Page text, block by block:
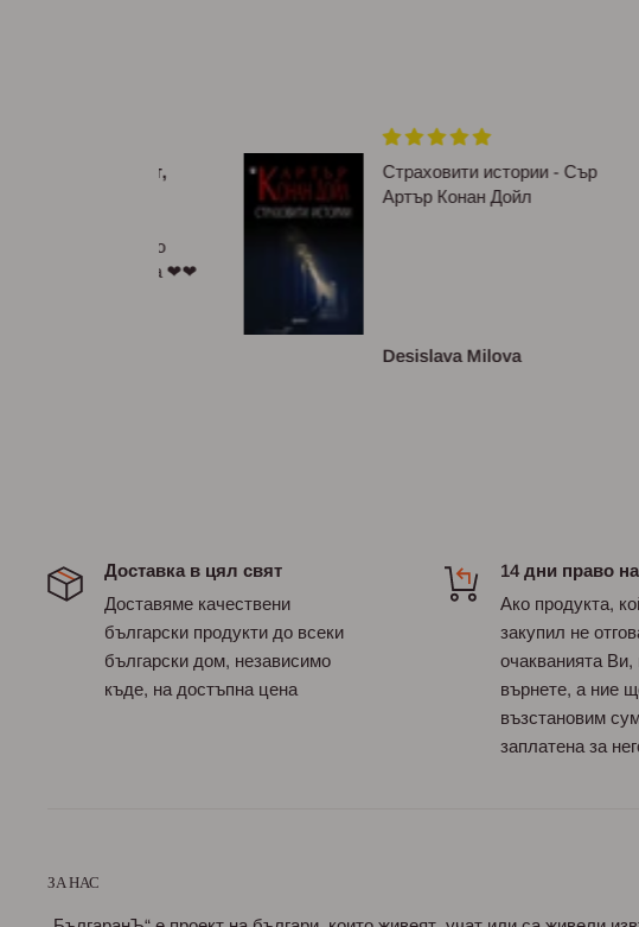
Страховити истории - Сър
Артър Конан Дойл
Desislava Milova
Доставка в цял свят
Доставяме качествени
български продукти до всеки
български дом, независимо
къде, на достъпна цена
14 дни право
Ако продукта,
закупил не
очакванията
върнете, а ние
възстановим
заплатена за
ЗА НАС